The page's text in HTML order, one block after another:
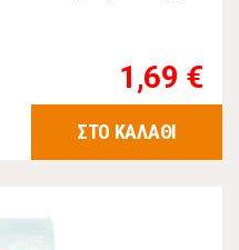
1,69 €
ΣΤΟ ΚΑΛΑΘΙ